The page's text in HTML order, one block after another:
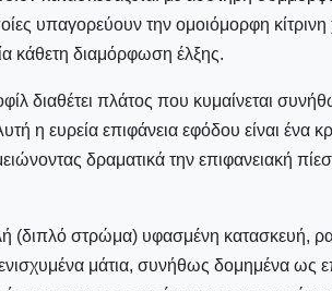
υπαγορεύουν την ομοιόμορφη
κάθετη διαμόρφωση έλξης.
διαθέτει πλάτος που κυμαίνεται
η ευρεία επιφάνεια εφόδου είναι ένα
δραματικά την επιφανειακή
στρώμα) υφασμένη κατασκευή,
μάτια, συνήθως δομημένα ως